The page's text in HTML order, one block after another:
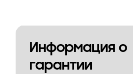
Информация о
гарантии